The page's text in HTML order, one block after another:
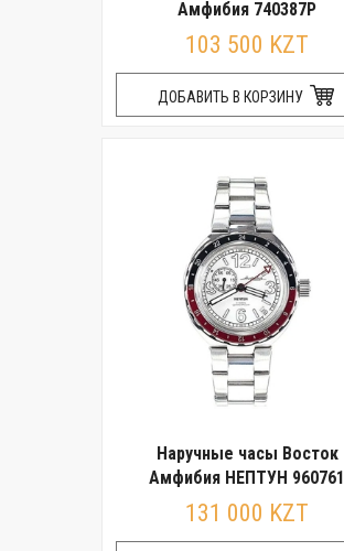
Амфибия 740387Р
103 500 KZT
ДОБАВИТЬ В КОРЗИНУ
Наручные часы Восток
Амфибия НЕПТУН 960761
131 000 KZT